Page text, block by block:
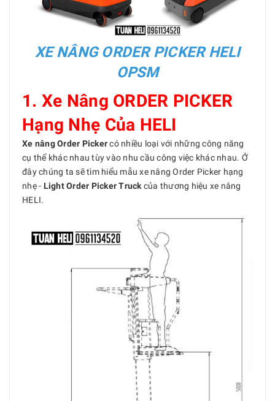
XE NÂNG ORDER PICKER HELI
OPSM
1. Xe Nâng ORDER PICKER
Hạng Nhẹ Của HELI
Xe nâng Order Pickercó nhiều loại với những công năng
cụ thể khác nhau tùy vào nhu cầu công việc khác nhau. Ở
đây chúng ta sẽ tìm hiểu mẫu xe nâng Order Picker hạng
nhẹ - Light Order Picker Truck của thương hiệu xe nâng
HELI.